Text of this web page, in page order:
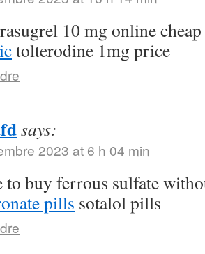
10 mg online cheap
tolterodine 1mg price
says:
2023 at 6 h 04 min
to buy ferrous sulfate
pills sotalol pills